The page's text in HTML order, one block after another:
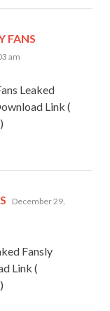
FANS
am
Leaked
Link (
)
says:
December 29,
Fansly
Link (
)